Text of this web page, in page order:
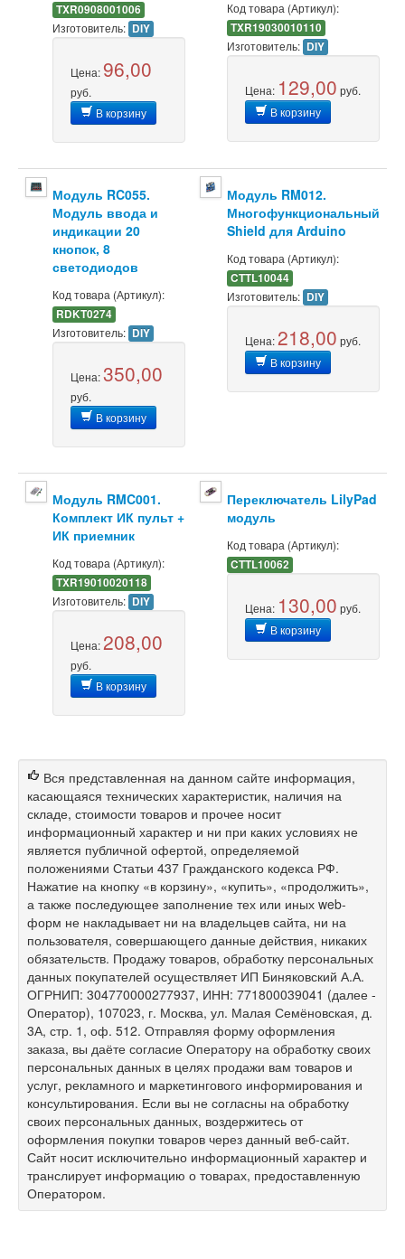
TXR0908001006
Изготовитель: DIY
Цена: 96,00
руб.
В корзину
Код товара (Артикул):
TXR19030010110
Изготовитель: DIY
Цена: 129,00 руб.
В корзину
Модуль RC055.
Модуль ввода и
индикации 20
кнопок, 8
светодиодов
Код товара (Артикул):
RDKT0274
Изготовитель: DIY
Цена:350,00
руб.
В корзину
Модуль RM012.
Многофункциональный
Shield для Arduino
Код товара (Артикул):
CTTL10044
Изготовитель: DIY
Цена: 218,00 руб.
В корзину
Модуль RMC001.
Комплект ИК пульт +
ИК приемник
Код товара (Артикул):
TXR19010020118
Изготовитель: DIY
Цена: 208,00
руб.
В корзину
Переключатель LilyPad
модуль
Код товара (Артикул):
CTTL10062
Цена: 130,00 руб.
В корзину
Вся представленная на данном сайте информация,
касающаяся технических характеристик, наличия на
складе, стоимости товаров и прочее носит
информационный характер и ни при каких условиях не
является публичной офертой, определяемой
положениями Статьи 437 Гражданского кодекса РФ.
Нажатие на кнопку «в корзину», «купить», «продолжить»,
а также последующее заполнение тех или иных web-
форм не накладывает ни на владельцев сайта, ни на
пользователя, совершающего данные действия, никаких
обязательств. Продажу товаров, обработку персональных
данных покупателей осуществляет ИП Биняковский А.А.
ОГРНИП: 304770000277937, ИНН: 771800039041 (далее -
Оператор), 107023, г. Москва, ул. Малая Семёновская, д.
3А, стр. 1, оф. 512. Отправляя форму оформления
заказа, вы даёте согласие Оператору на обработку своих
персональных данных в целях продажи вам товаров и
услуг, рекламного и маркетингового информирования и
консультирования. Если вы не согласны на обработку
своих персональных данных, воздержитесь от
оформления покупки товаров через данный веб-сайт.
Сайт носит исключительно информационный характер и
транслирует информацию о товарах, предоставленную
Оператором.